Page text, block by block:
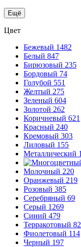
Ещё
Цвет
Бежевый 1482
Белый 847
Бирюзовый 235
Бордовый 74
Голубой 551
Желтый 275
Зеленый 604
Золотой 262
Коричневый 621
Красный 240
Кремовый 303
Лиловый 155
Металлический
Молочный 220
Оранжевый 219
Розовый 385
Серебряный 69
Серый 1269
Синий 479
Терракотовый 82
Фиолетовый 114
Черный 197